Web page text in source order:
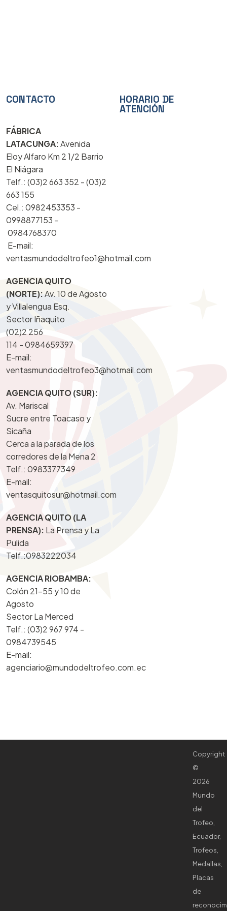
CONTACTO
FÁBRICA
LATACUNGA:Avenida
Eloy Alfaro Km 2 1/2 Barrio
El Niágara
Telf.: (03)2 663 352 - (03)2
663 155
Cel.: 0982453353 -
0998877153 -
0984768370
E-mail:
ventasmundodeltrofeo1@hotmail.com
AGENCIA QUITO
(NORTE):Av. 10 de Agosto
y Villalengua Esq.
Sector Iñaquito
(02)2 256
114 -0984659397
E-mail:
ventasmundodeltrofeo3@hotmail.com
AGENCIA QUITO (SUR):
Av. Mariscal
Sucre entre Toacaso y
Sicaña
Cerca a la parada de los
corredores de la Mena 2
Telf.: 0983377349
E-mail:
ventasquitosur@hotmail.com
AGENCIA QUITO (LA
PRENSA): La Prensa y La
Pulida
Telf.:0983222034
AGENCIA RIOBAMBA:
Colón 21-55 y 10 de
Agosto
Sector La Merced
Telf.: (03)2 967 974 -
0984739545
E-mail:
agenciario@mundodeltrofeo.com.ec
HORARIO DE
ATENCIÓN
Copyright
©
2026
Mundo
del
Trofeo,
Ecuador,
Trofeos,
Medallas,
Placas
de